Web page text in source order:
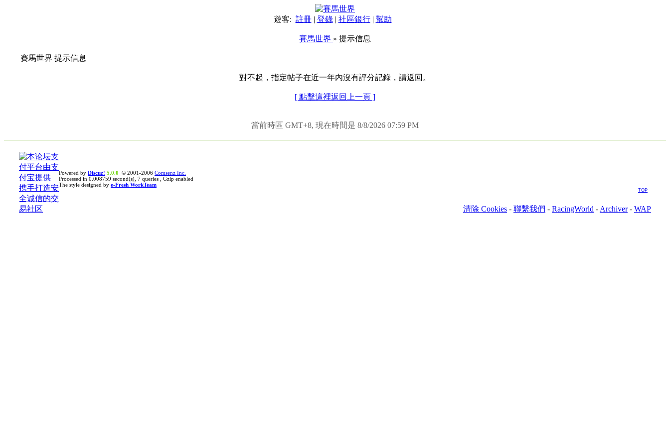
遊客: 註冊| 登錄| 社區銀行| 幫助
賽馬世界 » 提示信息
賽馬世界 提示信息
對不起，指定帖子在近一年內沒有評分記錄，請返回。
[ 點擊這裡返回上一頁 ]
當前時區 GMT+8, 現在時間是 8/8/2026 07:59 PM
Powered by Discuz! 5.0.0 © 2001-2006 Comsenz Inc.
Processed in 0.008759 second(s), 7 queries , Gzip enabled
The style designed by e-Fresh WorkTeam
TOP
清除 Cookies - 聯繫我們 - RacingWorld - Archiver- WAP